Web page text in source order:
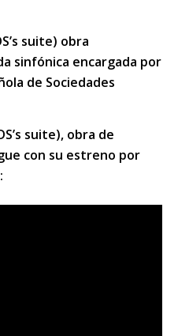
suite) obra
sinfónica encargada por
de Sociedades
suite), obra de
con su estreno por